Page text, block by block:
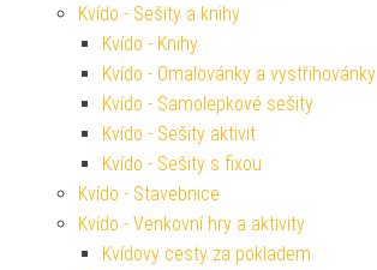
Kvído - Sešity a knihy
Kvído - Knihy
Kvído - Omalovánky a vystřihovánky
Kvído - Samolepkové sešity
Kvído - Sešity aktivit
Kvído - Sešity s fixou
Kvído - Stavebnice
Kvído - Venkovní hry a aktivity
Kvídovy cesty za pokladem